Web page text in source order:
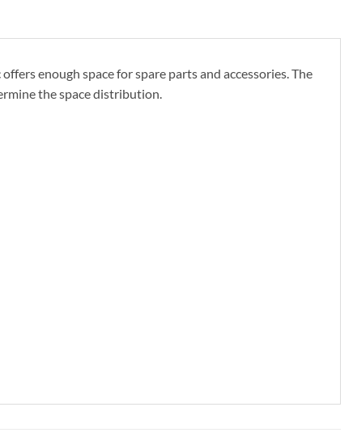
enough space for spare parts and accessories. The
the space distribution.